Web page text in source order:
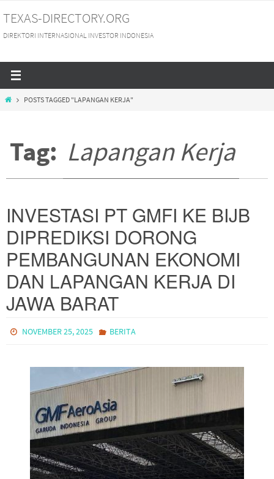
to
content
TEXAS-DIRECTORY.ORG
DIREKTORI INTERNASIONAL INVESTOR INDONESIA
HOMEPOSTS TAGGED "LAPANGAN KERJA"
Tag: Lapangan Kerja
INVESTASI PT GMFI KE BIJB
DIPREDIKSI DORONG
PEMBANGUNAN EKONOMI
DAN LAPANGAN KERJA DI
JAWA BARAT
NOVEMBER 25, 2025 BERITA